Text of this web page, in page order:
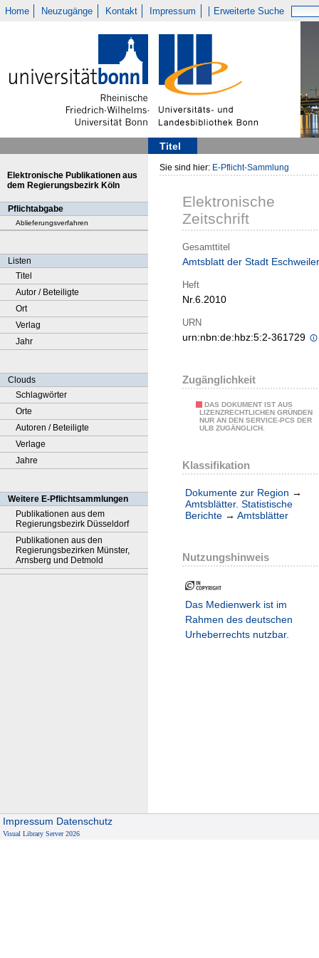
Home Neuzugänge Kontakt Impressum Erweiterte Suche
Titel
Elektronische Publikationen aus
dem Regierungsbezirk Köln
Pflichtabgabe
Ablieferungsverfahren
Listen
Titel
Autor / Beteiligte
Ort
Verlag
Jahr
Clouds
Schlagwörter
Orte
Autoren / Beteiligte
Verlage
Jahre
Weitere E-Pflichtsammlungen
Publikationen aus dem
Regierungsbezirk Düsseldorf
Publikationen aus den
Regierungsbezirken Münster,
Arnsberg und Detmold
Sie sind hier: E-Pflicht-Sammlung
Elektronische
Zeitschrift
Gesamttitel
Amtsblatt der Stadt Eschweiler
Heft
Nr.6.2010
URN
urn:nbn:de:hbz:5:2-361729
Zugänglichkeit
DAS DOKUMENT IST AUS
LIZENZRECHTLICHEN GRÜNDEN
NUR AN DEN SERVICE-PCS DER
ULB ZUGÄNGLICH.
Klassifikation
Dokumente zur Region →
Amtsblätter. Statistische
Berichte → Amtsblätter
Nutzungshinweis
Das Medienwerk ist im
Rahmen des deutschen
Urheberrechts nutzbar.
Impressum Datenschutz
Visual Library Server 2026